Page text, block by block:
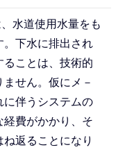
水道使用水量をも
。下水に排出され
ることは、技術的
せん。仮にメ－
に伴うシステムの
費がかかり、そ
返ることになり